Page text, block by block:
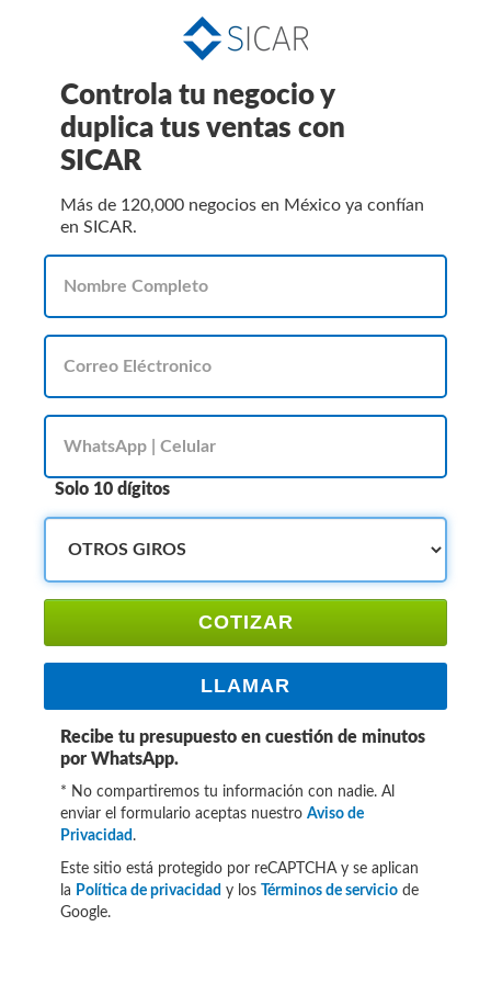
Controla tu negocio y
duplica tus ventas con
SICAR
Más de 120,000 negocios en México ya confían
en SICAR.
Solo 10 dígitos
COTIZAR
LLAMAR
Recibe tu presupuesto en cuestión de minutos
por WhatsApp.
* No compartiremos tu información con nadie. Al
enviar el formulario aceptas nuestro Aviso de
Privacidad .
Este sitio está protegido por reCAPTCHA y se aplican
la Política de privacidad y los Términos de servicio de
Google.